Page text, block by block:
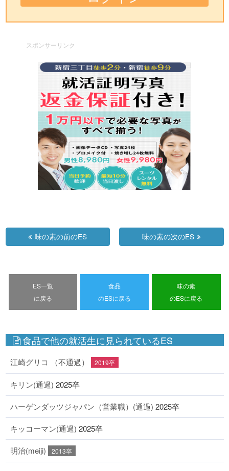
スポンサーリンク
味の素の前のES 味の素の次のES
ES一覧
に戻る
食品
のESに戻る
味の素
のESに戻る
食品で他の就活生に見られているES
江崎グリコ （不通過） 2019卒
キリン(通過) 2025卒
ハーゲンダッツジャパン（営業職）(通過) 2025卒
キッコーマン(通過) 2025卒
明治(meiji) 2013卒